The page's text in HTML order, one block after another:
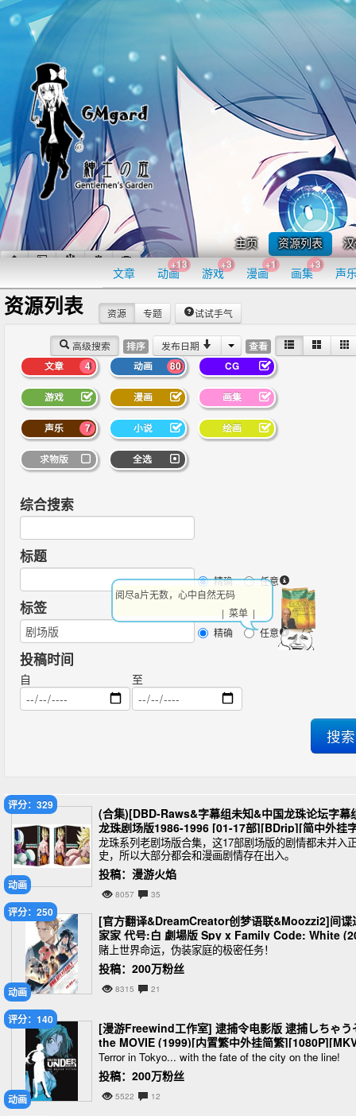
主页 资源列表
文章 动画
+13
游戏
+3
漫画
+1
画集
+3
声
资源列表
高级搜索 排序 发布日期 查看
资源 专题 试试手气
4
文章 80
动画 CG
游戏 漫画 画集
7
声乐 小说 绘画
求物版 全选
综合搜索
标题
精确 任意
标签
精确 任意
投稿时间
自 至
动画
评分：329
(合集)[DBD-Raws&字幕组未知&中国龙珠论坛字幕
龙珠剧场版1986-1996 [01-17部][BDrip][简中外挂
幕][1080P][MKV]
龙珠系列老剧场版合集，这17部剧场版的剧情都未并入
史，所以大部分都会和漫画剧情存在出入。
投稿：漫游火焰
8057 35
动画
评分：250
[官方翻译&DreamCreator创梦语联&Moozzi2]间谍
家家 代号:白 劇場版 Spy x Family Code: White
3)[内置外挂中日双语
赌上世界命运，伪装家庭的极密任务！
投稿：200万粉丝
8315 21
动画
评分：140
[漫游Freewind工作室] 逮捕令电影版 逮捕しちゃう
the MOVIE (1999)[内置繁中外挂简繁
M2TS][34G]
Terror in Tokyo... with the fate of the city on the line!
投稿：200万粉丝
5522 12
阅尽a片无数，心中自然无码
| 菜单 |